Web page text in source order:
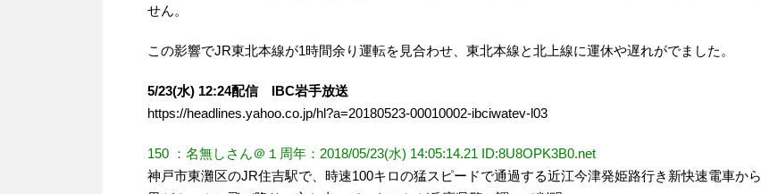
せん。
この影響でJR東北本線が1時間余り運転を見合わせ、東北本線と北上線に運休や遅れがでました。
5/23(水) 12:24配信 IBC岩手放送
https://headlines.yahoo.co.jp/hl?a=20180523-00010002-ibciwatev-l03
150 ：名無しさん＠１周年：2018/05/23(水) 14:05:14.21 ID:8U8OPK3B0.net
神戸市東灘区のJR住吉駅で、時速100キロの猛スピードで通過する近江今津発姫路行き新快速電車から